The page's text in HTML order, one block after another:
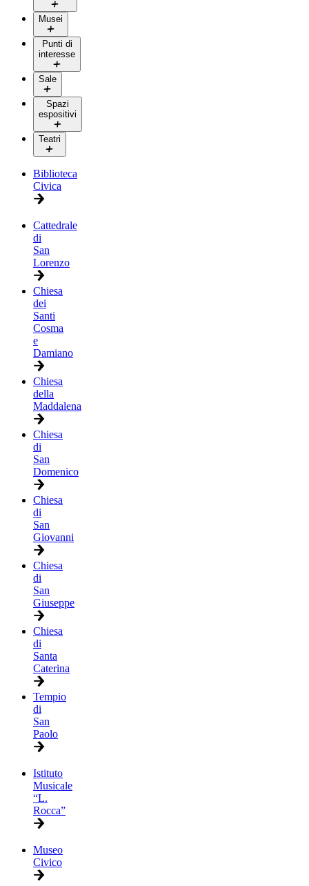
Musei
Punti di
interesse
Sale
Spazi
espositivi
Teatri
Biblioteca
Civica
Cattedrale
di
San
Lorenzo
Chiesa
dei
Santi
Cosma
e
Damiano
Chiesa
della
Maddalena
Chiesa
di
San
Domenico
Chiesa
di
San
Giovanni
Chiesa
di
San
Giuseppe
Chiesa
di
Santa
Caterina
Tempio
di
San
Paolo
Istituto
Musicale
“L.
Rocca”
Museo
Civico